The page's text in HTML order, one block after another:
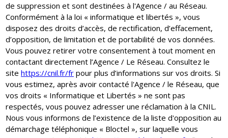
de suppression et sont destinées à l'Agence / au Réseau.
Conformément à la loi « informatique et libertés », vous
disposez des droits d’accès, de rectification, d’effacement,
d’opposition, de limitation et de portabilité de vos données.
Vous pouvez retirer votre consentement à tout moment en
contactant directement l’Agence / Le Réseau. Consultez le
site https://cnil.fr/fr pour plus d’informations sur vos droits. Si
vous estimez, après avoir contacté l'Agence / le Réseau, que
vos droits « Informatique et Libertés » ne sont pas
respectés, vous pouvez adresser une réclamation à la CNIL.
Nous vous informons de l’existence de la liste d'opposition au
démarchage téléphonique « Bloctel », sur laquelle vous